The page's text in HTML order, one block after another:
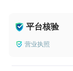
平台核验
营业执照